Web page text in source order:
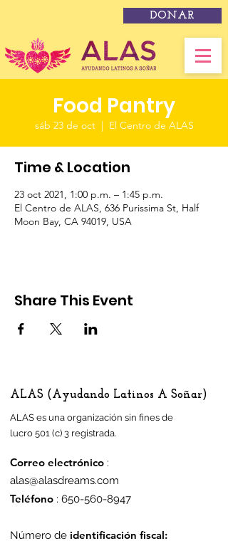
DONAR
Food Pantry
sáb 23 de oct
  |
El Centro de ALAS
Time & Location
23 oct 2021, 1:00 p.m. – 1:45 p.m.
El Centro de ALAS, 636 Purissima St, Half
Moon Bay, CA 94019, USA
Share This Event
ALAS (Ayudando Latinos A Soñar)
ALAS es una organización sin fines de
lucro 501 (c) 3 registrada.
Correo electrónico :
alas@alasdreams.com
Teléfono : 650-560-8947
Número de identificación fiscal: